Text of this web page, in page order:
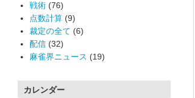
戦術 (76)
点数計算 (9)
裁定の全て (6)
配信 (32)
麻雀界ニュース (19)
カレンダー